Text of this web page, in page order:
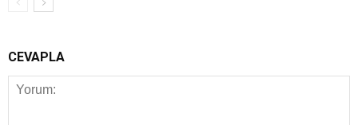
CEVAPLA